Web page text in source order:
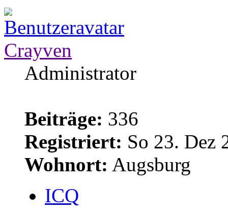
Crayven
Administrator
Beiträge: 336
Registriert: So 23. Dez
Wohnort: Augsburg
ICQ